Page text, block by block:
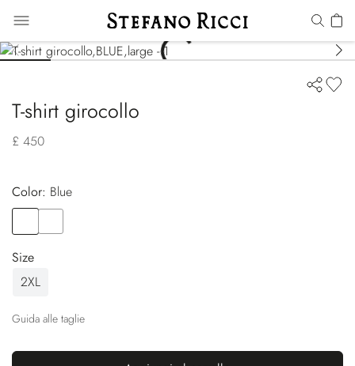
T-shirt girocollo
£ 450
Color:
blue
Size
2XL
Guida alle taglie